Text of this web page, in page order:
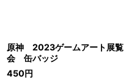
原神 2023ゲームアート展覧
会 缶バッジ
450円